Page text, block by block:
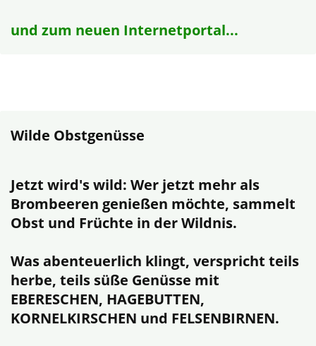
und zum neuen Internetportal...
Wilde Obstgenüsse
Jetzt wird's wild: Wer jetzt mehr als
Brombeeren genießen möchte, sammelt
Obst und Früchte in der Wildnis.
Was abenteuerlich klingt, verspricht teils
herbe, teils süße Genüsse mit
EBERESCHEN, HAGEBUTTEN,
KORNELKIRSCHEN und FELSENBIRNEN.